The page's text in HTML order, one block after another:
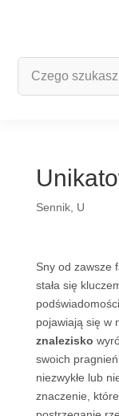
Sennik, U
Sny od zawsze
stała się
pojawiają się w
znalezisko
swoich
niezwykłe lub
znaczenie,